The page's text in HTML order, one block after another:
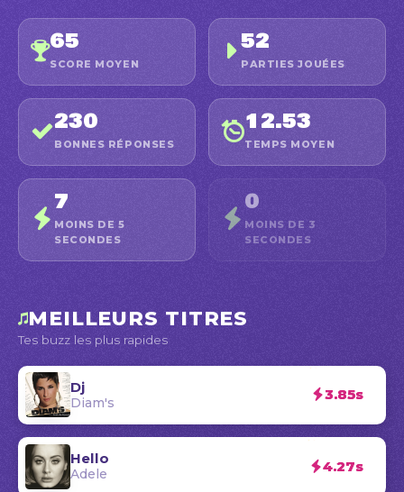
65
SCORE MOYEN
52
PARTIES JOUÉES
230
BONNES RÉPONSES
12.53
TEMPS MOYEN
7
MOINS DE 5
SECONDES
0
MOINS DE 3
SECONDES
MEILLEURS TITRES
Tes buzz les plus rapides
Dj
Diam's 3.85s
Hello
Adele 4.27s